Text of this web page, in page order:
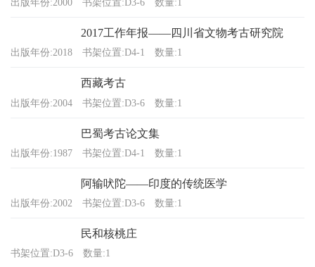
出版年份:2000 书架位置:D3-6 数量:1
2017工作年报——四川省文物考古研究院
出版年份:2018 书架位置:D4-1 数量:1
西藏考古
出版年份:2004 书架位置:D3-6 数量:1
巴蜀考古论文集
出版年份:1987 书架位置:D4-1 数量:1
阿输吠陀——印度的传统医学
出版年份:2002 书架位置:D3-6 数量:1
民和核桃庄
书架位置:D3-6 数量:1